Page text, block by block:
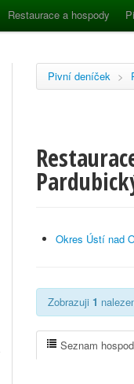
Restaurace a hospody
Pivní deníček >
Okres Ústí nad
Zobrazuji 1
Seznam hospod